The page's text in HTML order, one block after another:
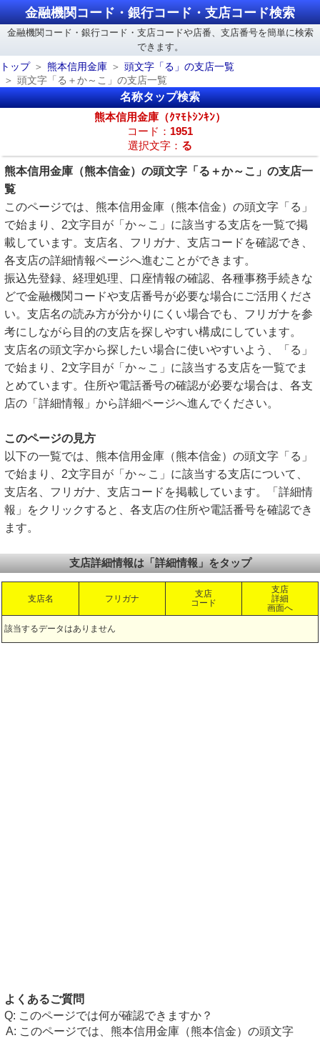
金融機関コード・銀行コード・支店コード検索
金融機関コード・銀行コード・支店コードや店番、支店番号を簡単に検索
できます。
トップ
熊本信用金庫
頭文字「る」の支店一覧
頭文字「る＋か～こ」の支店一覧
名称タップ検索
熊本信用金庫（ｸﾏﾓﾄｼﾝｷﾝ）
コード： 1951
選択文字： る
熊本信用金庫（熊本信金）の頭文字「る＋か～こ」の支店一
覧
このページでは、熊本信用金庫（熊本信金）の頭文字「る」
で始まり、2文字目が「か～こ」に該当する支店を一覧で掲
載しています。支店名、フリガナ、支店コードを確認でき、
各支店の詳細情報ページへ進むことができます。
振込先登録、経理処理、口座情報の確認、各種事務手続きな
どで金融機関コードや支店番号が必要な場合にご活用くださ
い。支店名の読み方が分かりにくい場合でも、フリガナを参
考にしながら目的の支店を探しやすい構成にしています。
支店名の頭文字から探したい場合に使いやすいよう、「る」
で始まり、2文字目が「か～こ」に該当する支店を一覧でま
とめています。住所や電話番号の確認が必要な場合は、各支
店の「詳細情報」から詳細ページへ進んでください。
このページの見方
以下の一覧では、熊本信用金庫（熊本信金）の頭文字「る」
で始まり、2文字目が「か～こ」に該当する支店について、
支店名、フリガナ、支店コードを掲載しています。「詳細情
報」をクリックすると、各支店の住所や電話番号を確認でき
ます。
支店詳細情報は「詳細情報」をタップ
支店名 フリガナ
支店
コード
支店
詳細
画面へ
該当するデータはありません
よくあるご質問
このページでは何が確認できますか？
このページでは、熊本信用金庫（熊本信金）の頭文字